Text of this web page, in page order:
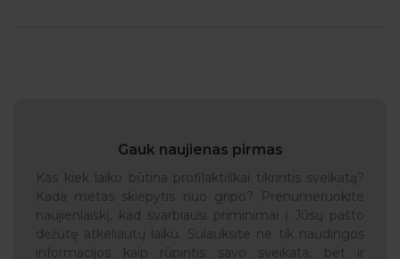
Gauk naujienas pirmas
Kas kiek laiko būtina profilaktiškai tikrintis sveikatą?
Kada metas skiepytis nuo gripo? Prenumeruokite
naujienlaiškį, kad svarbiausi priminimai į Jūsų pašto
dėžutę atkeliautų laiku. Sulauksite ne tik naudingos
informacijos kaip rūpintis savo sveikata, bet ir